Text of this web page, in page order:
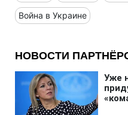
Война в Украине